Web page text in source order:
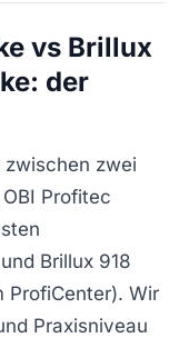
vs Brillux
der
zwei
Profitec
Brillux 918
ProfiCenter). Wir
Praxisniveau